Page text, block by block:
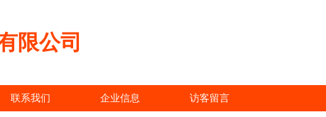
限公司
联系我们 企业信息 访客留言